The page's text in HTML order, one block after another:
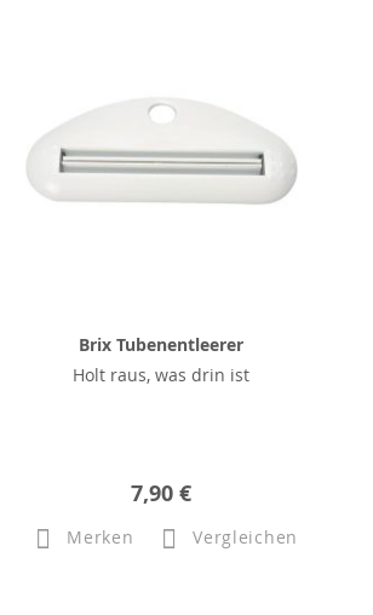
Brix Tubenentleerer
Holt raus, was drin ist
7,90 €
Merken Vergleichen